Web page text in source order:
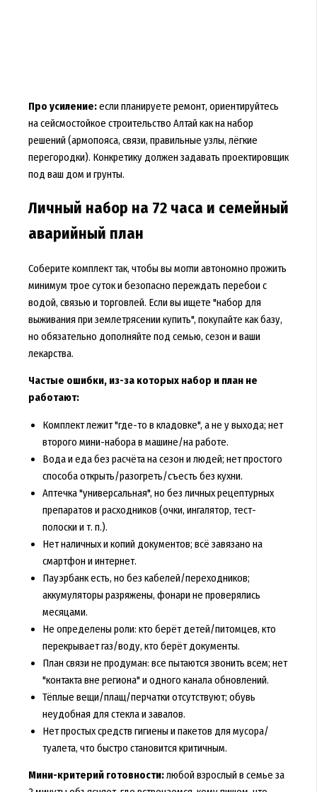
Про усиление:если планируете ремонт, ориентируйтесь
на сейсмостойкое строительство Алтай как на набор
решений (армопояса, связи, правильные узлы, лёгкие
перегородки). Конкретику должен задавать проектировщик
под ваш дом и грунты.
Личный набор на 72 часа и семейный
аварийный план
Соберите комплект так, чтобы вы могли автономно прожить
минимум трое суток и безопасно переждать перебои с
водой, связью и торговлей. Если вы ищете "набор для
выживания при землетрясении купить", покупайте как базу,
но обязательно дополняйте под семью, сезон и ваши
лекарства.
Частые ошибки, из-за которых набор и план не
работают:
Комплект лежит "где-то в кладовке", а не у выхода; нет
второго мини-набора в машине/на работе.
Вода и еда без расчёта на сезон и людей; нет простого
способа открыть/разогреть/съесть без кухни.
Аптечка "универсальная", но без личных рецептурных
препаратов и расходников (очки, ингалятор, тест-
полоски и т. п.).
Нет наличных и копий документов; всё завязано на
смартфон и интернет.
Пауэрбанк есть, но без кабелей/переходников;
аккумуляторы разряжены, фонари не проверялись
месяцами.
Не определены роли: кто берёт детей/питомцев, кто
перекрывает газ/воду, кто берёт документы.
План связи не продуман: все пытаются звонить всем; нет
"контакта вне региона" и одного канала обновлений.
Тёплые вещи/плащ/перчатки отсутствуют; обувь
неудобная для стекла и завалов.
Нет простых средств гигиены и пакетов для мусора/
туалета, что быстро становится критичным.
Мини-критерий готовности:любой взрослый в семье за